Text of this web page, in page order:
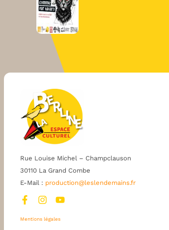
Rue Louise Michel – Champclauson
30110 La Grand Combe
E-Mail : production@leslendemains.fr
Mentions légales